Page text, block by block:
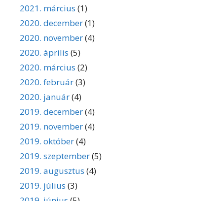
2021. március (1)
2020. december(1)
2020. november(4)
2020. április (5)
2020. március (2)
2020. február(3)
2020. január(4)
2019. december(4)
2019. november(4)
2019. október(4)
2019. szeptember(5)
2019. augusztus (4)
2019. július (3)